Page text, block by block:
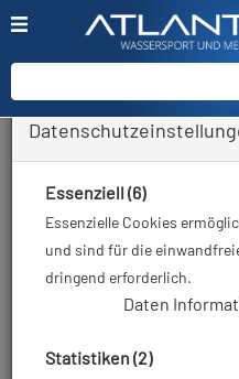
Essenziell (6)
Essenzielle Cookies
und sind für die
dringend erforderlich.
Daten
Statistiken (2)